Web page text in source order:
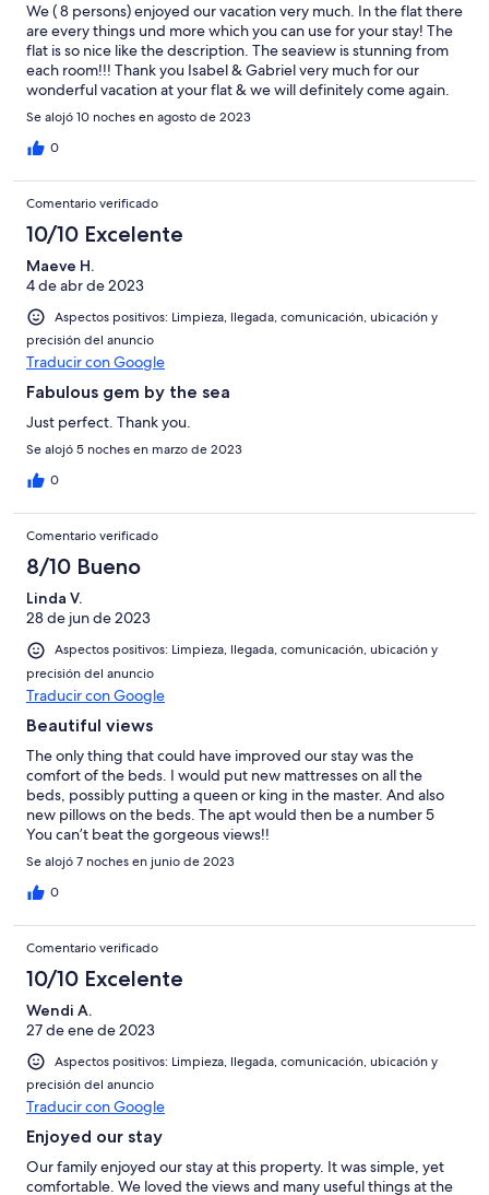
We ( 8 persons) enjoyed our vacation very much. In the flat there
are every things und more which you can use for your stay! The
flat is so nice like the description. The seaview is stunning from
each room!!! Thank you Isabel & Gabriel very much for our
wonderful vacation at your flat & we will definitely come again.
Se alojó 10 noches en agosto de 2023
0
Comentario verificado
10/10 Excelente
Maeve H.
4 de abr de 2023
Aspectos positivos: Limpieza, llegada, comunicación, ubicación y
precisión del anuncio
Traducir con Google
Fabulous gem by the sea
Just perfect. Thank you.
Se alojó 5 noches en marzo de 2023
0
Comentario verificado
8/10 Bueno
Linda V.
28 de jun de 2023
Aspectos positivos: Limpieza, llegada, comunicación, ubicación y
precisión del anuncio
Traducir con Google
Beautiful views
The only thing that could have improved our stay was the
comfort of the beds. I would put new mattresses on all the
beds, possibly putting a queen or king in the master. And also
new pillows on the beds. The apt would then be a number 5
You can’t beat the gorgeous views!!
Se alojó 7 noches en junio de 2023
0
Comentario verificado
10/10 Excelente
Wendi A.
27 de ene de 2023
Aspectos positivos: Limpieza, llegada, comunicación, ubicación y
precisión del anuncio
Traducir con Google
Enjoyed our stay
Our family enjoyed our stay at this property. It was simple, yet
comfortable. We loved the views and many useful things at the